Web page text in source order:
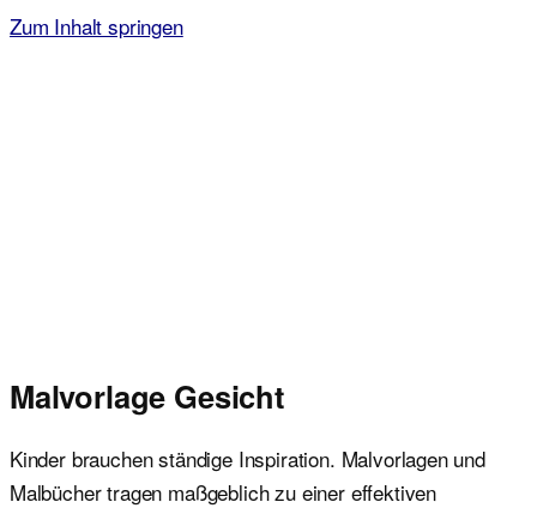
Zum Inhalt springen
Malvorlage Gesicht
Kinder brauchen ständige Inspiration. Malvorlagen und
Malbücher tragen maßgeblich zu einer effektiven